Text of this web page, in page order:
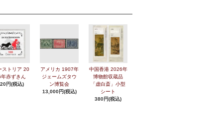
ストリア 20
赤ずきん
円(税込)
アメリカ 1907年
ジェームズタウ
ン博覧会
13,000円(税込)
中国香港 2026年
博物館収蔵品
「虚白斎」小型
シート
380円(税込)